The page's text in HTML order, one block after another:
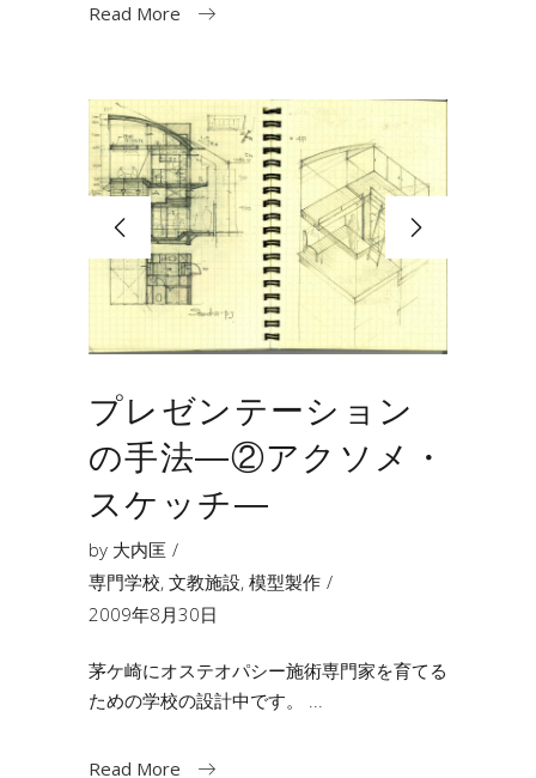
Read More
プレゼンテーション
の手法―②アクソメ・
スケッチ―
by 大内匡
専門学校, 文教施設, 模型製作
2009年8月30日
茅ケ崎にオステオパシー施術専門家を育てる
ための学校の設計中です。
Read More